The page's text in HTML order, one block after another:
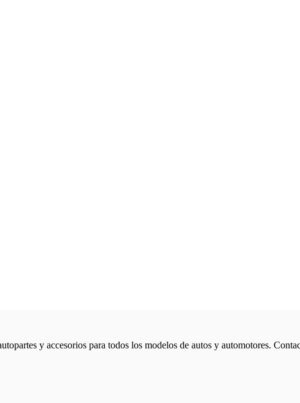
y accesorios para todos los modelos de autos y automotores.